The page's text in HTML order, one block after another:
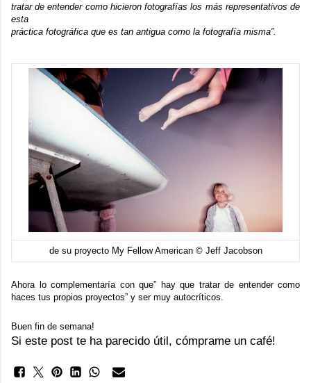
tratar de entender como hicieron fotografías los más representativos de
esta
práctica fotográfica que es tan antigua como la fotografía misma”.
de su proyecto My Fellow American © Jeff Jacobson
Ahora lo complementaría con que” hay que tratar de entender como
haces tus propios proyectos” y ser muy autocríticos.
Buen fin de semana!
Si este post te ha parecido útil, cómprame un café!